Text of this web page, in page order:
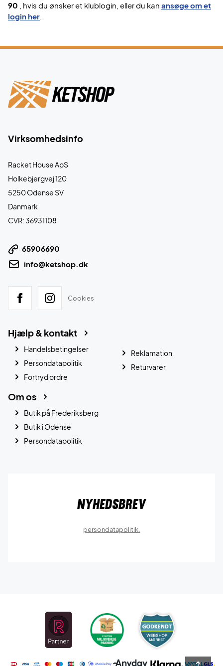
90
, hvis du ønsker et klublogin, eller du kan ansøge om et
login her
Virksomhedsinfo
Racket House ApS
Holkebjergvej 120
5250 Odense SV
Danmark
CVR: 36931108
65906690
info@ketshop.dk
Cookies
Hjælp & kontakt
Handelsbetingelser
Persondatapolitik
Fortryd ordre
Reklamation
Returvarer
Om os
Butik på Frederiksberg
Butik i Odense
Persondatapolitik
Nyhedsbrev
persondatapolitik.